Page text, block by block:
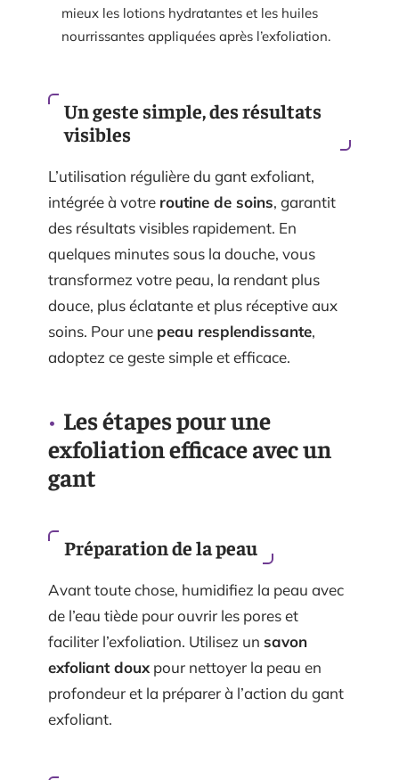
mieux les lotions hydratantes et les huiles
nourrissantes appliquées après l’exfoliation.
Un geste simple, des résultats
visibles
L’utilisation régulière du gant exfoliant,
intégrée à votre routine de soins, garantit
des résultats visibles rapidement. En
quelques minutes sous la douche, vous
transformez votre peau, la rendant plus
douce, plus éclatante et plus réceptive aux
soins. Pour une peau resplendissante,
adoptez ce geste simple et efficace.
Les étapes pour une
exfoliation efficace avec un
gant
Préparation de la peau
Avant toute chose, humidifiez la peau avec
de l’eau tiède pour ouvrir les pores et
faciliter l’exfoliation. Utilisez un savon
exfoliant doux pour nettoyer la peau en
profondeur et la préparer à l’action du gant
exfoliant.